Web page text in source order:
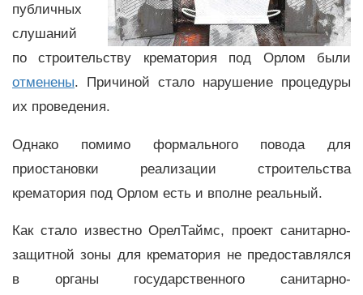
публичных
слушаний
по строительству крематория под Орлом были
отменены. Причиной стало нарушение процедуры
их проведения.
Однако помимо формального повода для
приостановки реализации строительства
крематория под Орлом есть и вполне реальный.
Как стало известно ОрелТаймс, проект санитарно-
защитной зоны для крематория не предоставлялся
в органы государственного санитарно-